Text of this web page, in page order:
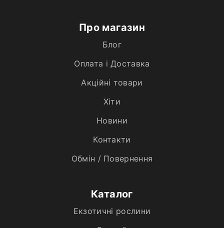
Про магазин
Блог
Оплата і Доставка
Акційні товари
Хiти
Новини
Контакти
Обмін / Повернення
Каталог
Екзотичні рослини